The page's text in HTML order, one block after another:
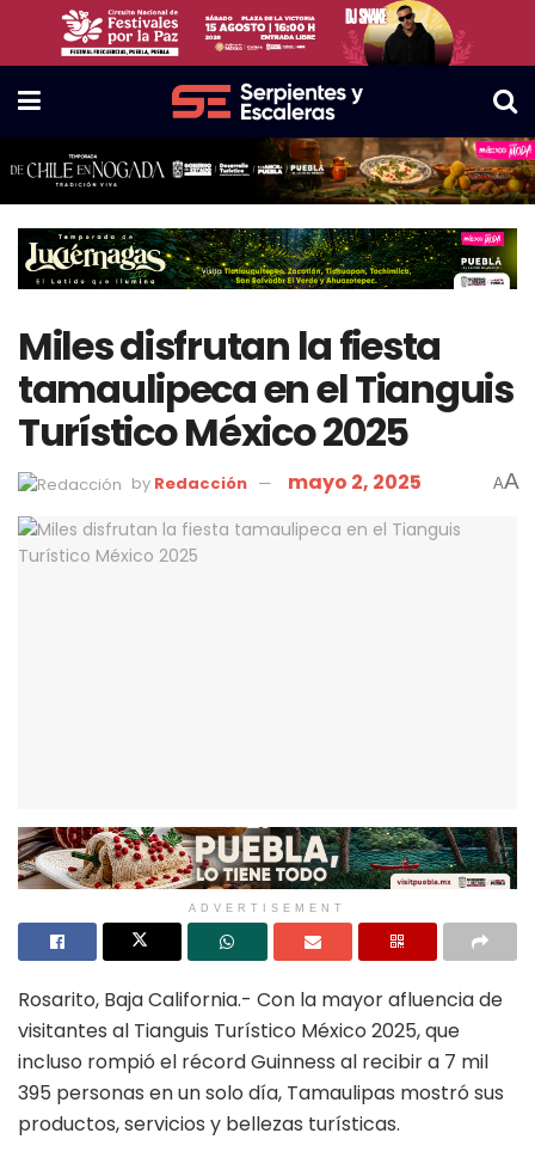
Miles disfrutan la fiesta
tamaulipeca en el Tianguis
Turístico México 2025
by Redacción mayo 2, 2025 AA
ADVERTISEMENT
Rosarito, Baja California.- Con la mayor afluencia de
visitantes al Tianguis Turístico México 2025, que
incluso rompió el récord Guinness al recibir a 7 mil
395 personas en un solo día, Tamaulipas mostró sus
productos, servicios y bellezas turísticas.